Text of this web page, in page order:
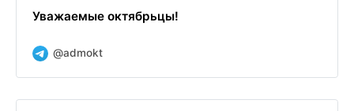
электропередач в нескольких районах отсутствует
аварийных бригад.
Уважаемые октябрьцы!
@admokt